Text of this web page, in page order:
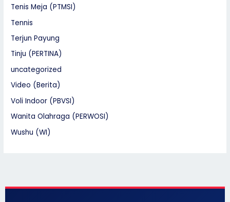
Tenis Meja (PTMSI)
Tennis
Terjun Payung
Tinju (PERTINA)
uncategorized
Video (Berita)
Voli Indoor (PBVSI)
Wanita Olahraga (PERWOSI)
Wushu (WI)